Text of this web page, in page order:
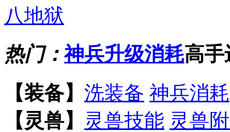
八地狱
热门：神兵升级消耗高手
【装备】 洗装备 神兵消耗
【灵兽】
灵兽技能 灵兽